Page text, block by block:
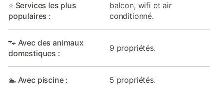
⭐ Services les plus
populaires :
balcon, wifi et air
conditionné.
🐾 Avec des animaux
domestiques :
9 propriétés.
🏊 Avec piscine : 5 propriétés.